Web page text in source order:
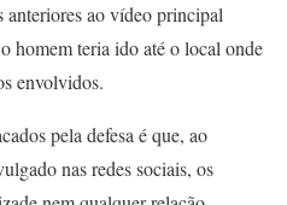
anteriores ao vídeo principal
homem teria ido até o local onde
envolvidos.
pela defesa é que, ao
nas redes sociais, os